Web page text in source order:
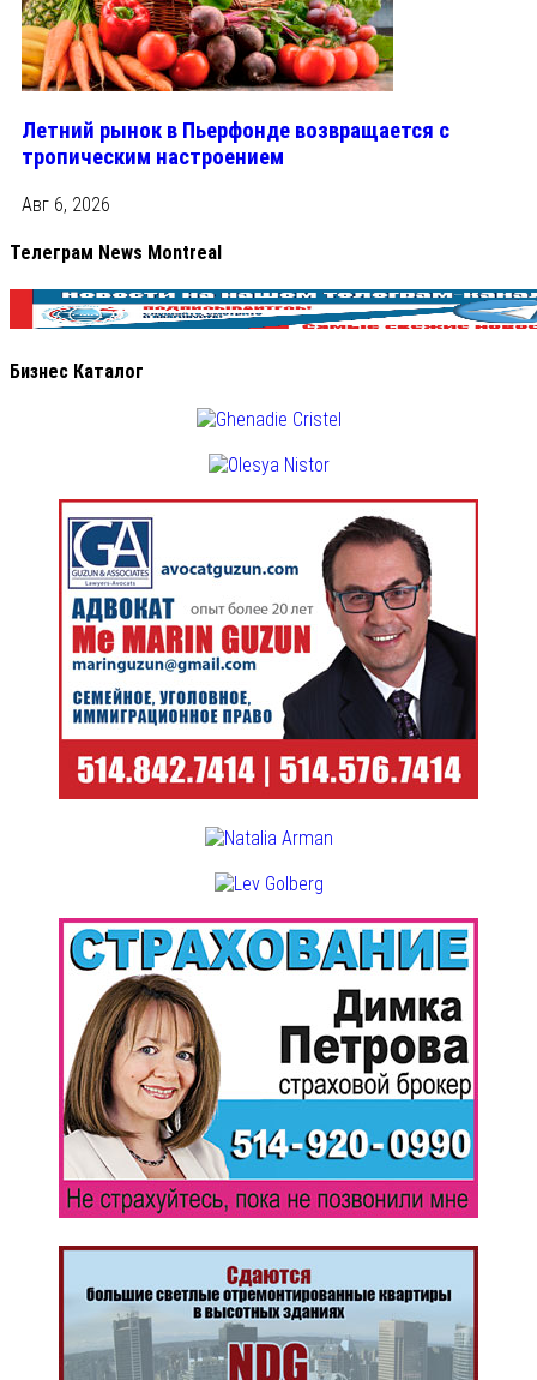
Летний рынок в Пьерфонде возвращается с
тропическим настроением
Авг 6, 2026
Телеграм News Montreal
Бизнес Каталог